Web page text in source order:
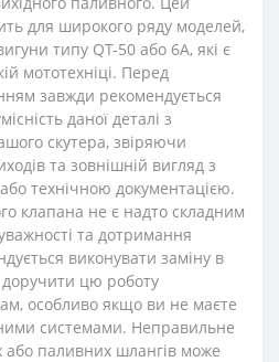
для широкого ряду моделей,
типу QT-50 або 6A, які є
мототехніці. Перед
завжди рекомендується
даної деталі з
скутера, звіряючи
та зовнішній вигляд з
технічною документацією.
клапана не є надто складним
та дотримання
виконувати заміну в
доручити цю роботу
особливо якщо ви не маєте
системами. Неправильне
або паливних шлангів може